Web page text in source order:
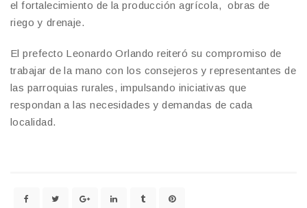
el fortalecimiento de la producción agrícola, obras de
riego y drenaje.
El prefecto Leonardo Orlando reiteró su compromiso de
trabajar de la mano con los consejeros y representantes de
las parroquias rurales, impulsando iniciativas que
respondan a las necesidades y demandas de cada
localidad.